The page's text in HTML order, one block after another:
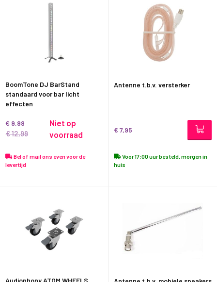
BoomTone DJ BarStand
standaard voor bar licht
effecten
€ 9,99
€ 12,99
Niet op
voorraad
Bel of mail ons even voor de
levertijd
Antenne t.b.v. versterker
€ 7,95
Voor 17:00 uur besteld, morgen in
huis
Audiophony ATOM WHEELS